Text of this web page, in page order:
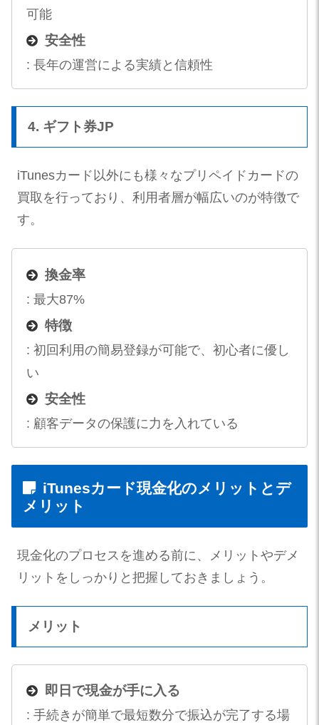
可能
安全性
: 長年の運営による実績と信頼性
4. ギフト券JP
iTunesカード以外にも様々なプリペイドカードの
買取を行っており、利用者層が幅広いのが特徴で
す。
換金率
: 最大87%
特徴
: 初回利用の簡易登録が可能で、初心者に優し
い
安全性
: 顧客データの保護に力を入れている
iTunesカード現金化のメリットとデ
メリット
現金化のプロセスを進める前に、メリットやデメ
リットをしっかりと把握しておきましょう。
メリット
即日で現金が手に入る
: 手続きが簡単で最短数分で振込が完了する場